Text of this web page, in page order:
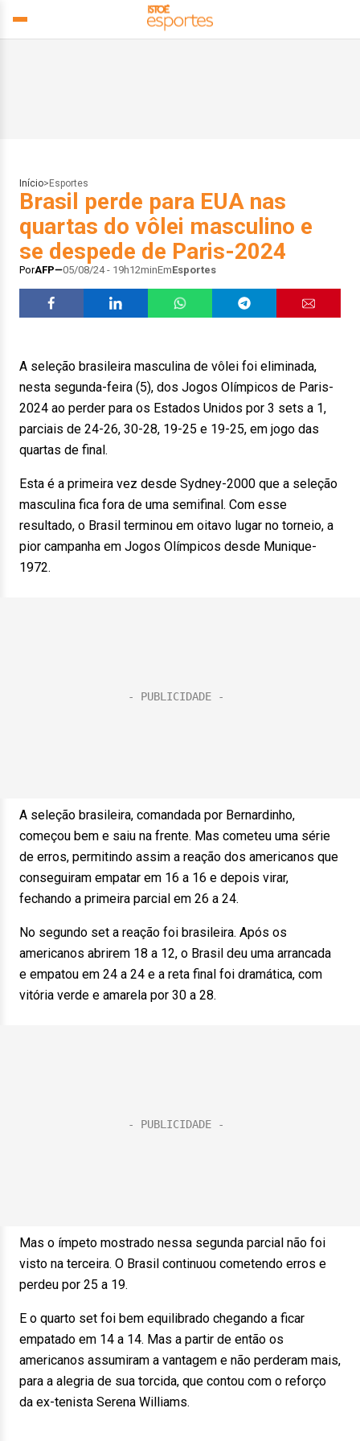
Início> Esportes
Brasil perde para EUA nas
quartas do vôlei masculino e
se despede de Paris-2024
PorAFP 05/08/24 - 19h12minEmEsportes
A seleção brasileira masculina de vôlei foi eliminada,
nesta segunda-feira (5), dos Jogos Olímpicos de Paris-
2024 ao perder para os Estados Unidos por 3 sets a 1,
parciais de 24-26, 30-28, 19-25 e 19-25, em jogo das
quartas de final.
Esta é a primeira vez desde Sydney-2000 que a seleção
masculina fica fora de uma semifinal. Com esse
resultado, o Brasil terminou em oitavo lugar no torneio, a
pior campanha em Jogos Olímpicos desde Munique-
1972.
A seleção brasileira, comandada por Bernardinho,
começou bem e saiu na frente. Mas cometeu uma série
de erros, permitindo assim a reação dos americanos que
conseguiram empatar em 16 a 16 e depois virar,
fechando a primeira parcial em 26 a 24.
No segundo set a reação foi brasileira. Após os
americanos abrirem 18 a 12, o Brasil deu uma arrancada
e empatou em 24 a 24 e a reta final foi dramática, com
vitória verde e amarela por 30 a 28.
Mas o ímpeto mostrado nessa segunda parcial não foi
visto na terceira. O Brasil continuou cometendo erros e
perdeu por 25 a 19.
E o quarto set foi bem equilibrado chegando a ficar
empatado em 14 a 14. Mas a partir de então os
americanos assumiram a vantagem e não perderam mais,
para a alegria de sua torcida, que contou com o reforço
da ex-tenista Serena Williams.